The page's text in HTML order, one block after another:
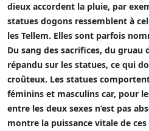
dieux accordent la pluie, par
statues dogons ressemblent à
les Tellem. Elles sont parfois
Du sang des sacrifices, du gruau
répandu sur les statues, ce qui
croûteux. Les statues
féminins et masculins car, pour
entre les deux sexes n’est pas
montre la puissance vitale de